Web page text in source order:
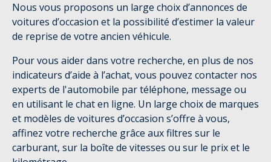
Nous vous proposons un large choix d’annonces de
voitures d’occasion et la possibilité d’estimer la valeur
de reprise de votre ancien véhicule.
Pour vous aider dans votre recherche, en plus de nos
indicateurs d’aide à l’achat, vous pouvez contacter nos
experts de l'automobile par téléphone, message ou
en utilisant le chat en ligne. Un large choix de marques
et modèles de voitures d’occasion s’offre à vous,
affinez votre recherche grâce aux filtres sur le
carburant, sur la boîte de vitesses ou sur le prix et le